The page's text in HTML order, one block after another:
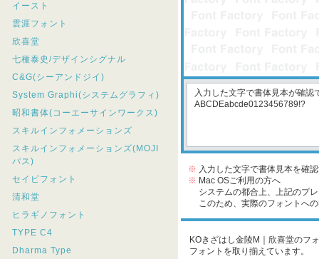
イースト
雲涯フォント
欣喜堂
七種泰史/デザインシグナル
C&G(シーアンドジイ)
System Graphi(システムグラフィ)
昭和書体(コーエーサインワークス)
スキルインフォメーションズ
スキルインフォメーションズ(MOJI
パス)
セイビフォント
清和堂
ヒラギノフォント
TYPE C4
Dharma Type
※ 入力した文字で書体見本を確
※ Mac OSご利用の方へ
システムの都合上、上記のプ
このため、実際のフォントへの
KOきざはし金陵M｜欣喜堂のフ
フォントを取り揃えています。